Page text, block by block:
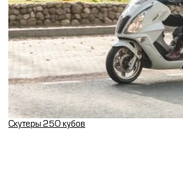
Скутеры 250 кубов